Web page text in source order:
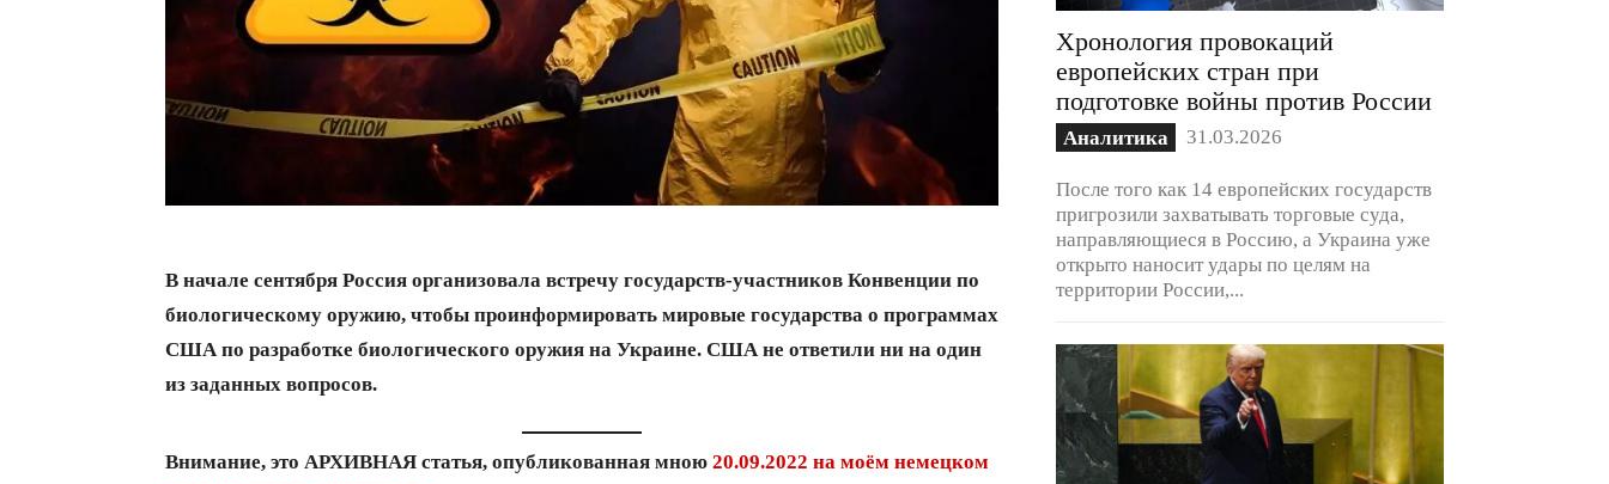
В начале сентября Россия организовала встречу государств-участников Конвенции по
биологическому оружию, чтобы проинформировать мировые государства о программах
США по разработке биологического оружия на Украине. США не ответили ни на один
из заданных вопросов.
Внимание, это АРХИВНАЯ статья, опубликованная мною 20.09.2022 на моём немецком
Хронология провокаций
европейских стран при
подготовке войны против России
Аналитика 31.03.2026
После того как 14 европейских государств
пригрозили захватывать торговые суда,
направляющиеся в Россию, а Украина уже
открыто наносит удары по целям на
территории России,...